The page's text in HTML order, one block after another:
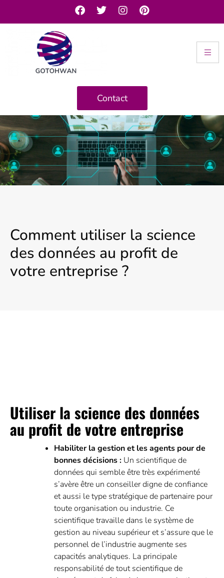
Contact
Comment utiliser la science
des données au profit de
votre entreprise ?
Utiliser la science des données
au profit de votre entreprise
Habiliter la gestion et les agents pour de
bonnes décisions : Un scientifique de
données qui semble être très expérimenté
s’avère être un conseiller digne de confiance
et aussi le type stratégique de partenaire pour
toute organisation ou industrie. Ce
scientifique travaille dans le système de
gestion au niveau supérieur et s’assure que le
personnel de l’industrie augmente ses
capacités analytiques. La principale
responsabilité de tout scientifique de